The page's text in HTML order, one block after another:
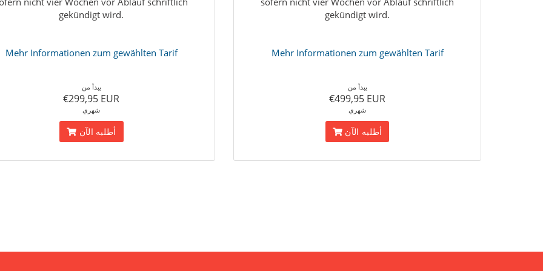
gekündigt wird.
Mehr Informationen zum gewählten Tarif
يبدأ من
€299,95 EUR
شهري
أطلبه الآن
gekündigt wird.
Mehr Informationen zum gewählten Tarif
يبدأ من
€499,95 EUR
شهري
أطلبه الآن